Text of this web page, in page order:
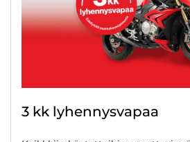
3 kk lyhennysvapaa